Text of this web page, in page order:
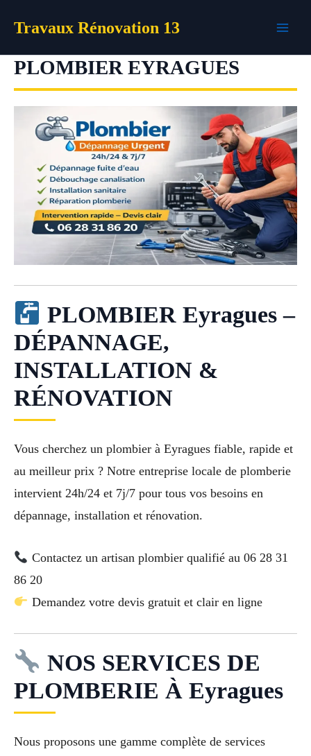
Travaux Rénovation 13
PLOMBIER EYRAGUES
PLOMBIER Eyragues –
DÉPANNAGE,
INSTALLATION &
RÉNOVATION
Vous cherchez un plombier à Eyragues fiable, rapide et
au meilleur prix ? Notre entreprise locale de plomberie
intervient 24h/24 et 7j/7 pour tous vos besoins en
dépannage, installation et rénovation.
Contactez un artisan plombier qualifié au 06 28 31
86 20
Demandez votre devis gratuit et clair en ligne
NOS SERVICES DE
PLOMBERIE À Eyragues
Nous proposons une gamme complète de services